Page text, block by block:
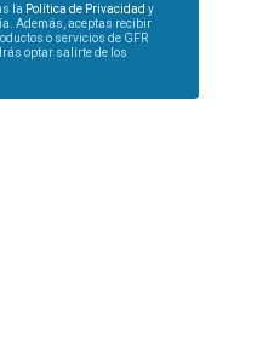
la Política de Privacidad y
Además, aceptas recibir
o servicios de GFR
optar salirte de los